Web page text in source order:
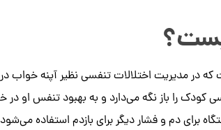
در مدیریت اختلالات تنفسی نظیر آپنه خواب
کودک را باز نگه می‌دارد و به بهبود تنفس او
دم و فشار دیگر برای بازدم استفاده